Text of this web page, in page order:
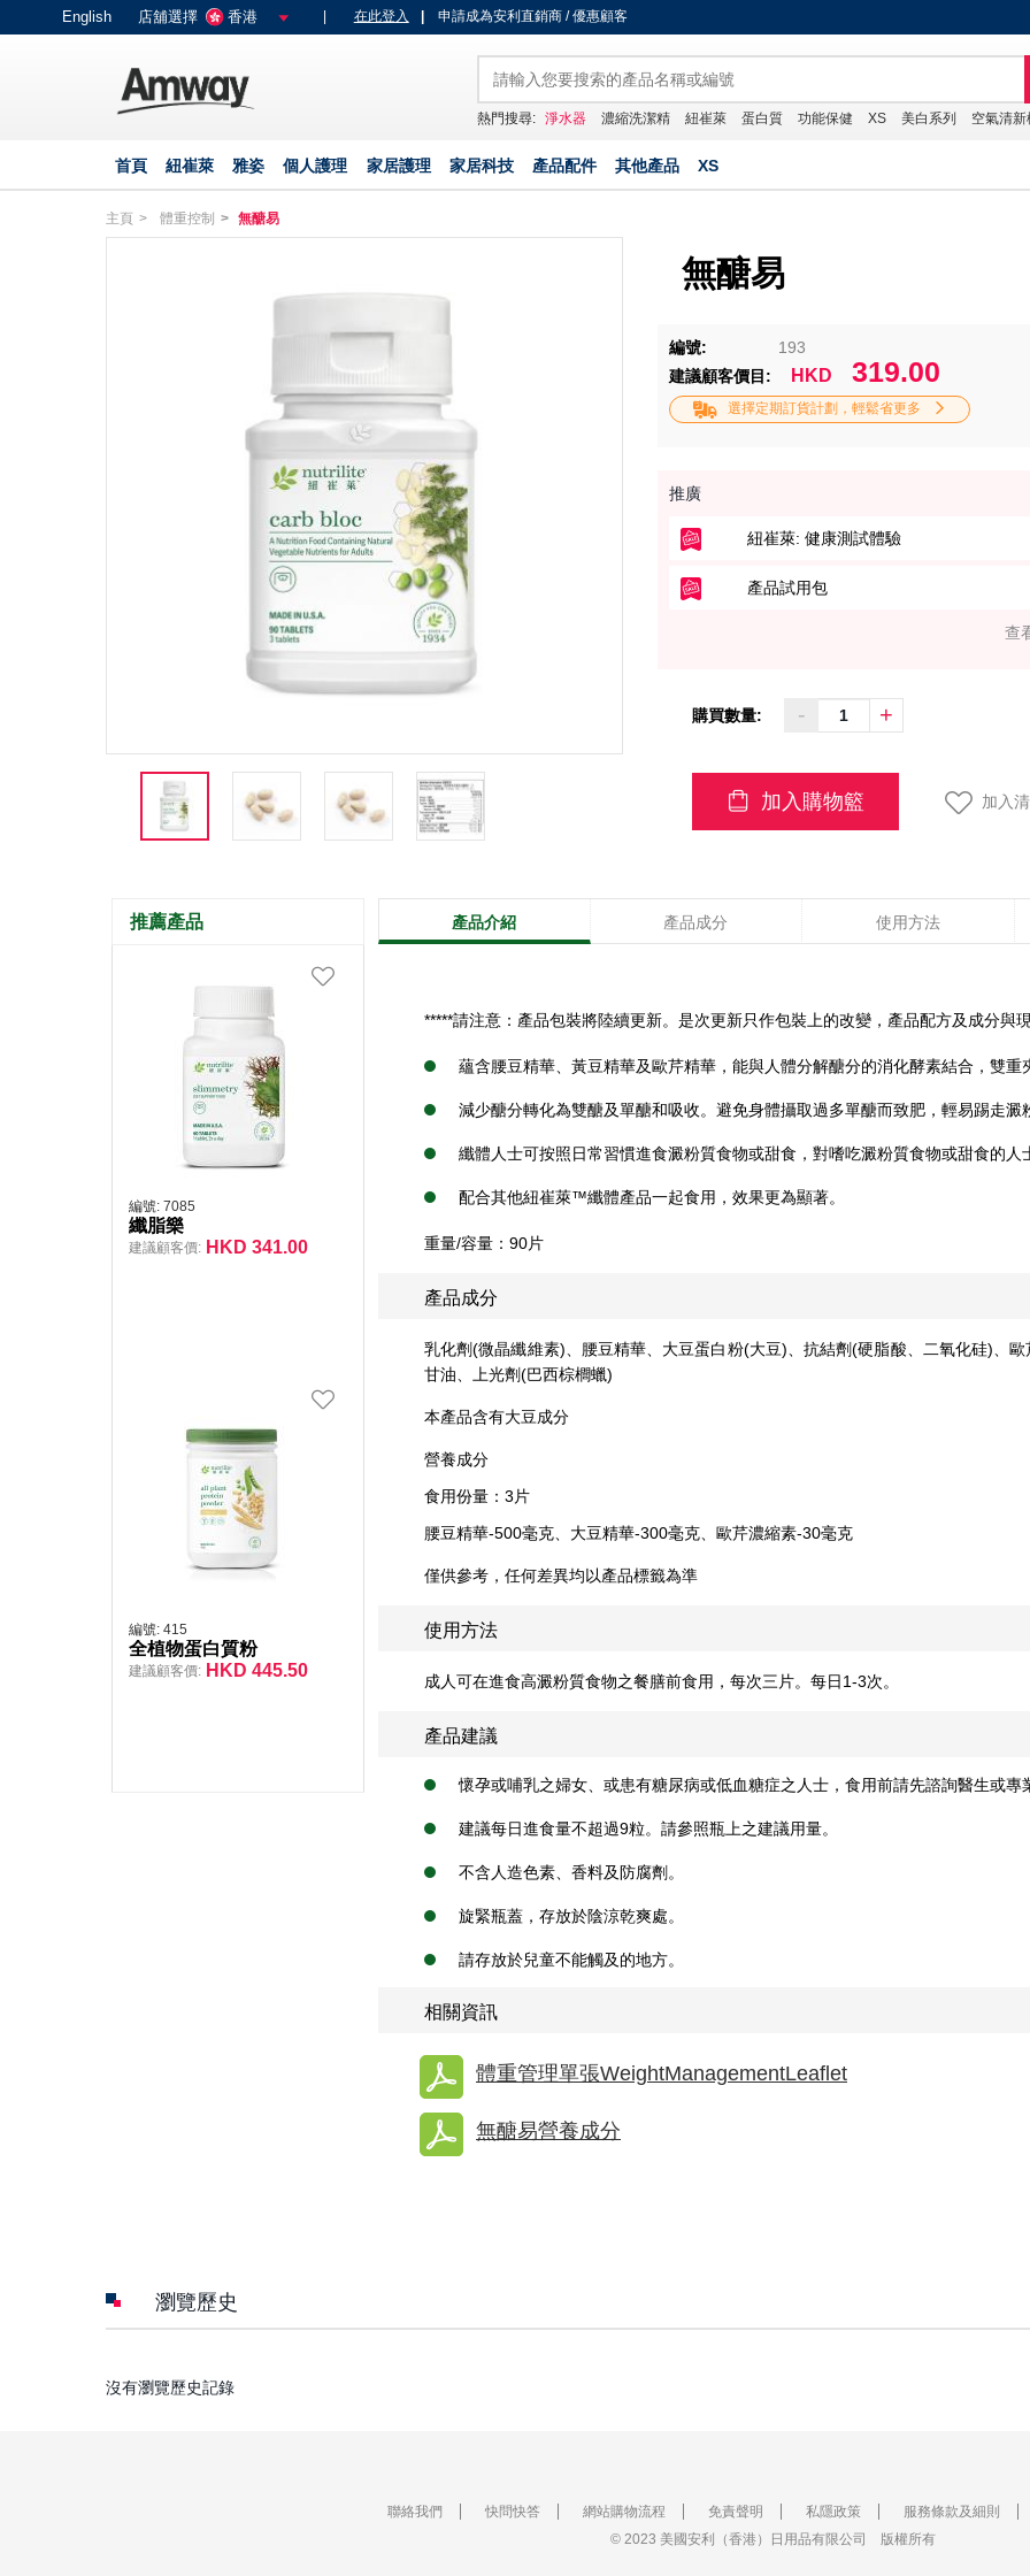
text.skipToContent
text.skipToNavigation
English 店舖選擇 香港 在此登入 申請成為安利直銷商 / 優惠顧客
熱門搜尋: 淨水器 濃縮洗潔精 紐崔萊 蛋白質 功能保健 XS 美白系列 空氣清新
首頁 紐崔萊 雅姿 個人護理 家居護理 家居科技 產品配件 其他產品 XS
主頁 體重控制 無醣易
無醣易
編號:
193
建議顧客價目:
HKD 319.00
選擇定期訂貨計劃，輕鬆省更多
推廣
紐崔萊: 健康測試體驗
產品試用包
查
購買數量: - +
加入購物籃 加入
推薦產品
編號: 7085
纖脂樂
建議顧客價: HKD 341.00
編號: 415
全植物蛋白質粉
建議顧客價: HKD 445.50
產品介紹 產品成分 使用方法
*****請注意：產品包裝將陸續更新。是次更新只作包裝上的改變，產品配方及成分與
蘊含腰豆精華、黃豆精華及歐芹精華，能與人體分解醣分的消化酵素結合，雙重
減少醣分轉化為雙醣及單醣和吸收。避免身體攝取過多單醣而致肥，輕易踢走澱
纖體人士可按照日常習慣進食澱粉質食物或甜食，對嗜吃澱粉質食物或甜食的人
配合其他紐崔萊™纖體產品一起食用，效果更為顯著。
重量/容量：90片
產品成分
乳化劑(微晶纖維素)、腰豆精華、大豆蛋白粉(大豆)、抗結劑(硬脂酸、二氧化硅)、
甘油、上光劑(巴西棕櫚蠟)
本產品含有大豆成分
營養成分
食用份量：3片
腰豆精華-500毫克、大豆精華-300毫克、歐芹濃縮素-30毫克
僅供參考，任何差異均以產品標籤為準
使用方法
成人可在進食高澱粉質食物之餐膳前食用，每次三片。每日1-3次。
產品建議
懷孕或哺乳之婦女、或患有糖尿病或低血糖症之人士，食用前請先諮詢醫生或專
建議每日進食量不超過9粒。請參照瓶上之建議用量。
不含人造色素、香料及防腐劑。
旋緊瓶蓋，存放於陰涼乾爽處。
請存放於兒童不能觸及的地方。
相關資訊
體重管理單張WeightManagementLeaflet
無醣易營養成分
瀏覽歷史
沒有瀏覽歷史記錄
聯絡我們 快問快答 網站購物流程 免責聲明 私隱政策
服務條款及細則
© 2023 美國安利（香港）日用品有限公司 版權所有